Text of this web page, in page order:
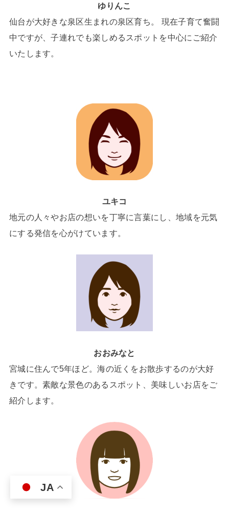
ゆりんこ
仙台が大好きな泉区生まれの泉区育ち。 現在子育て奮闘
中ですが、子連れでも楽しめるスポットを中心にご紹介
いたします。
ユキコ
地元の人々やお店の想いを丁寧に言葉にし、地域を元気
にする発信を心がけています。
おおみなと
宮城に住んで5年ほど。海の近くをお散歩するのが大好
きです。素敵な景色のあるスポット、美味しいお店をご
紹介します。
JA